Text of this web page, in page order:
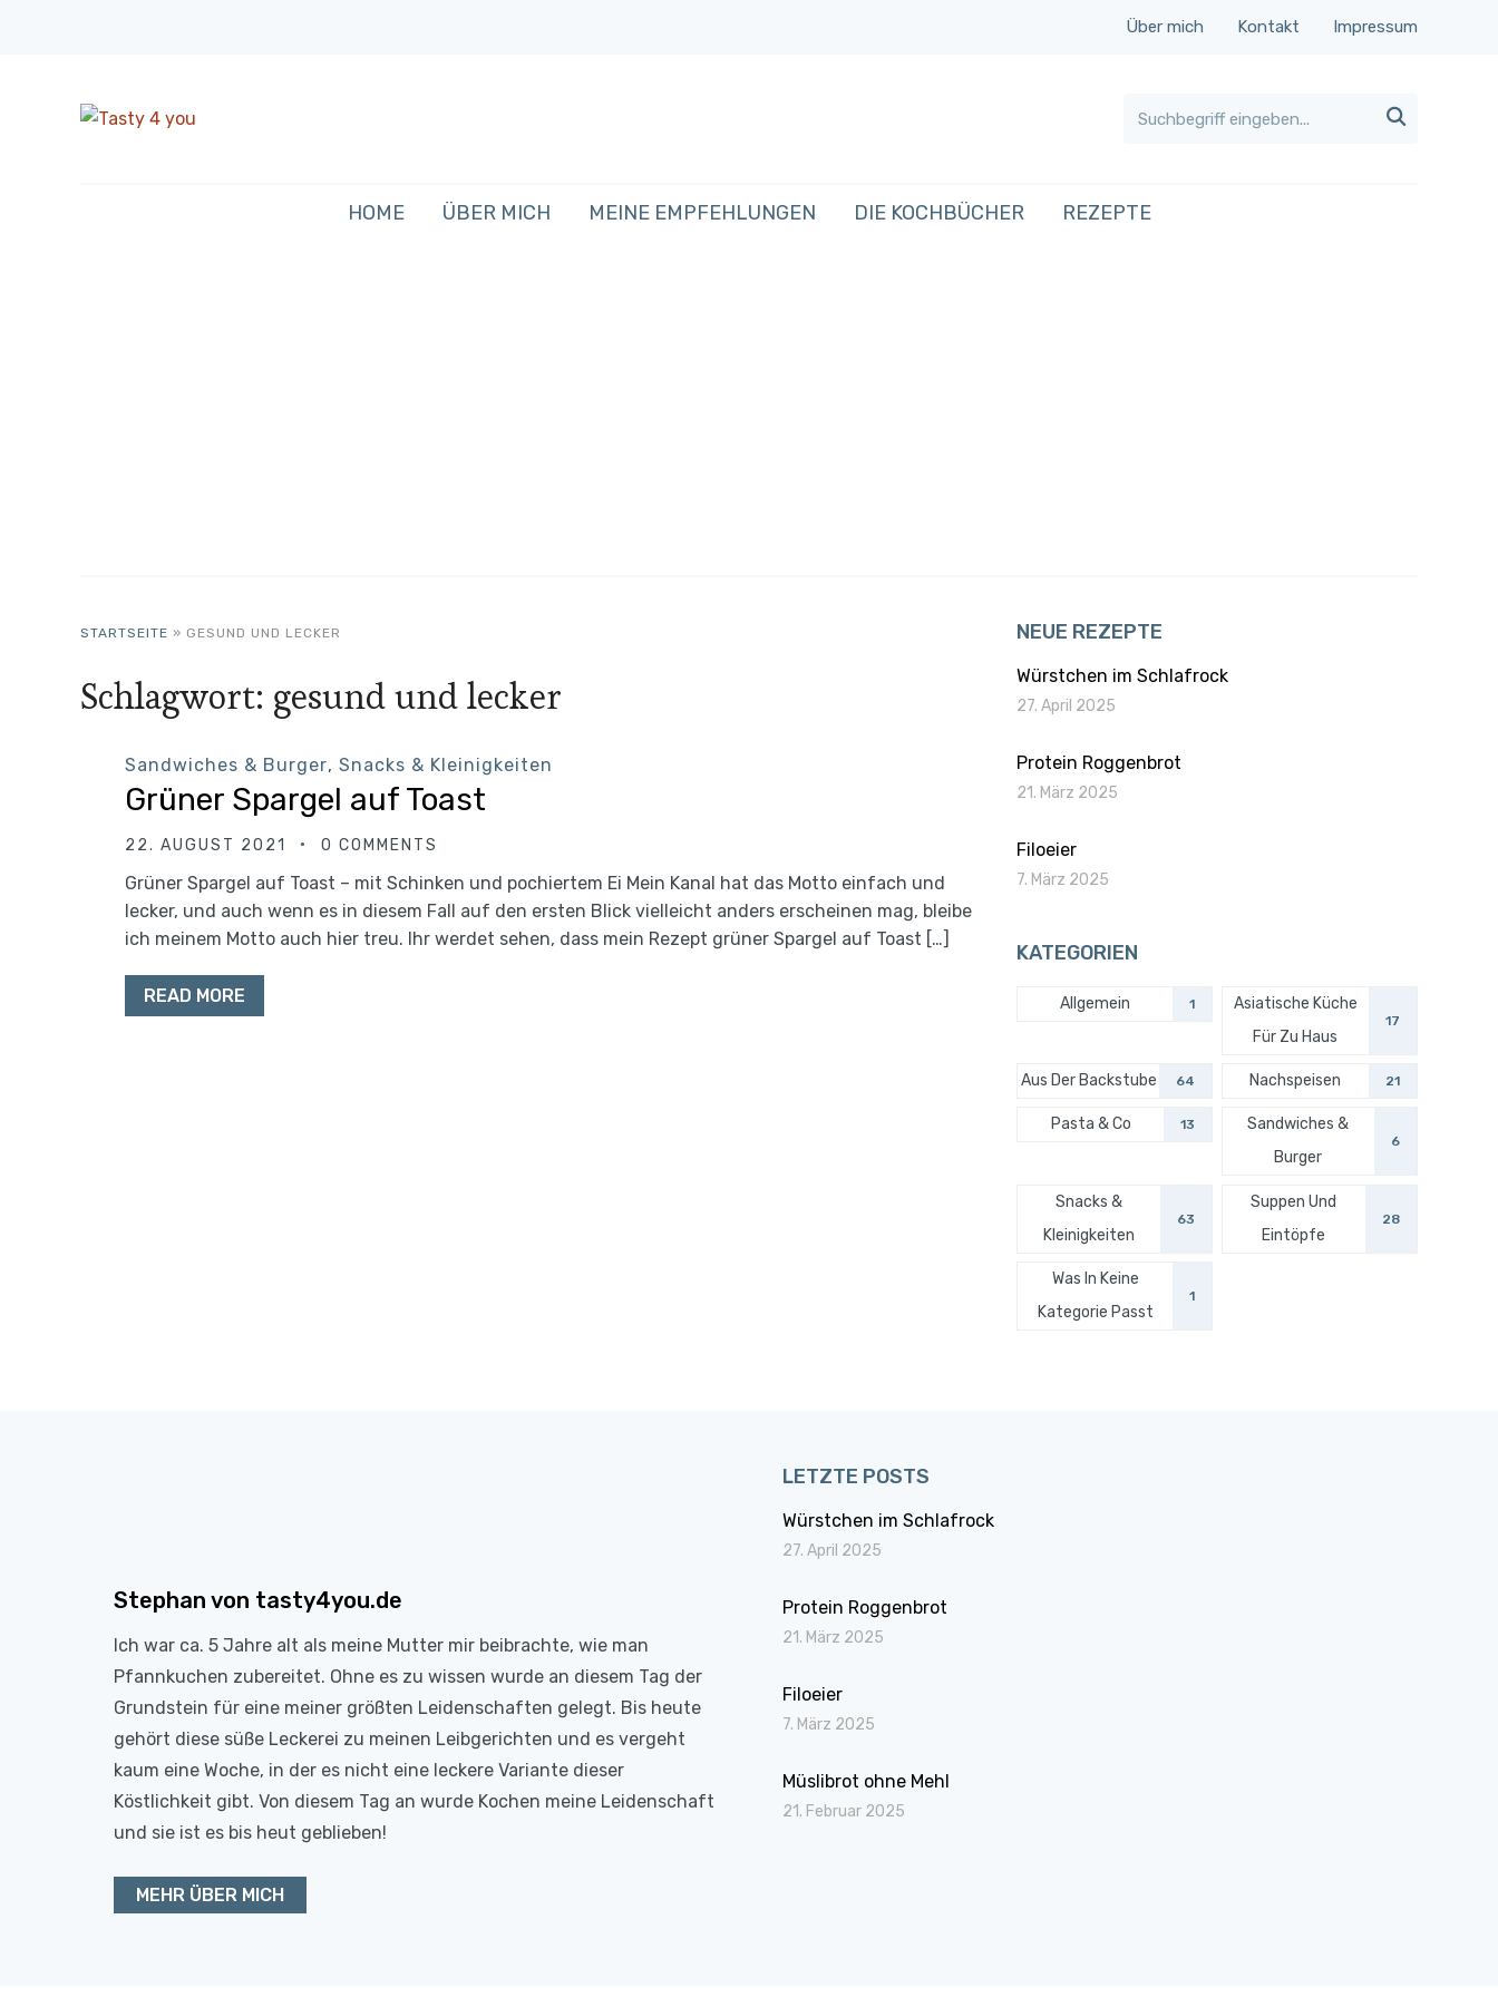
Über mich Kontakt Impressum

HOME ÜBER MICH MEINE EMPFEHLUNGEN DIE KOCHBÜCHER REZEPTE
STARTSEITE » GESUND UND LECKER
Schlagwort: gesund und lecker
Sandwiches & Burger, Snacks & Kleinigkeiten
Grüner Spargel auf Toast
22. AUGUST 2021 0 COMMENTS
Grüner Spargel auf Toast – mit Schinken und pochiertem Ei Mein Kanal hat das Motto einfach und
lecker, und auch wenn es in diesem Fall auf den ersten Blick vielleicht anders erscheinen mag, bleibe
ich meinem Motto auch hier treu. Ihr werdet sehen, dass mein Rezept grüner Spargel auf Toast […]
READ MORE
NEUE REZEPTE
Würstchen im Schlafrock
27. April 2025
Protein Roggenbrot
21. März 2025
Filoeier
7. März 2025
KATEGORIEN
Allgemein 1
Asiatische Küche
Für Zu Haus
17
Aus Der Backstube 64 Nachspeisen 21
Pasta & Co 13
Sandwiches &
Burger
6
Snacks &
Kleinigkeiten
63
Suppen Und
Eintöpfe
28
Was In Keine
Kategorie Passt
1
Stephan von tasty4you.de
Ich war ca. 5 Jahre alt als meine Mutter mir beibrachte, wie man
Pfannkuchen zubereitet. Ohne es zu wissen wurde an diesem Tag der
Grundstein für eine meiner größten Leidenschaften gelegt. Bis heute
gehört diese süße Leckerei zu meinen Leibgerichten und es vergeht
kaum eine Woche, in der es nicht eine leckere Variante dieser
Köstlichkeit gibt. Von diesem Tag an wurde Kochen meine Leidenschaft
und sie ist es bis heut geblieben!
MEHR ÜBER MICH
LETZTE POSTS
Würstchen im Schlafrock
27. April 2025
Protein Roggenbrot
21. März 2025
Filoeier
7. März 2025
Müslibrot ohne Mehl
21. Februar 2025